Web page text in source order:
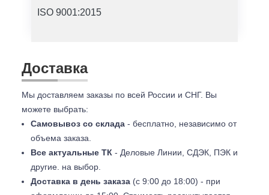
ISO 9001:2015
Доставка
Мы доставляем заказы по всей России и СНГ. Вы
можете выбрать:
Самовывоз со склада - бесплатно, независимо от
объема заказа.
Все актуальные ТК - Деловые Линии, СДЭК, ПЭК и
другие. на выбор.
Доставка в день заказа (с 9:00 до 18:00) - при